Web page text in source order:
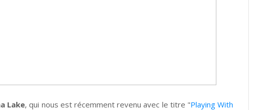
Lake, qui nous est récemment revenu avec le titre "Playing With